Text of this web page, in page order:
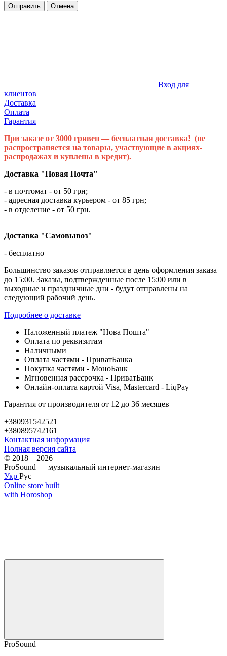
Отправить Отмена
Вход для
клиентов
Доставка
Оплата
Гарантия
При заказе от 3000 гривен — бесплатная доставка! (не
распространяется на товары, участвующие в акциях-
распродажах и куплены в кредит).
Доставка "Новая Почта"
- в почтомат - от 50 грн;
- адресная доставка курьером - от 85 грн;
- в отделение - от 50 грн.
Доставка "Самовывоз"
- бесплатно
Большинство заказов отправляется в день оформления заказа
до 15:00. Заказы, подтвержденные после 15:00 или в
выходные и праздничные дни - будут отправлены на
следующий рабочий день.
Подробнее о доставке
Наложенный платеж "Нова Пошта"
Оплата по реквизитам
Наличными
Оплата частями - ПриватБанка
Покупка частями - МоноБанк
Мгновенная рассрочка - ПриватБанк
Онлайн-оплата картой Visa, Mastercard - LiqPay
Гарантия от производителя от 12 до 36 месяцев
+380931542521
+380895742161
Контактная информация
Полная версия сайта
© 2018—2026
ProSound — музыкальный интернет-магазин
Укр Рус
Online store built
with Horoshop
ProSound